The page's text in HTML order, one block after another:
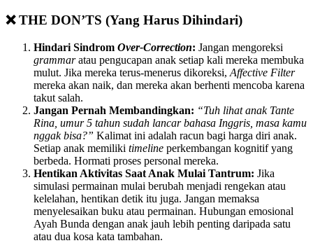
❌ THE DON’TS (Yang Harus Dihindari)
Hindari Sindrom Over-Correction: Jangan mengoreksi
grammaratau pengucapan anak setiap kali mereka membuka
mulut. Jika mereka terus-menerus dikoreksi, Affective Filter
mereka akan naik, dan mereka akan berhenti mencoba karena
takut salah.
Jangan Pernah Membandingkan: “Tuh lihat anak Tante
Rina, umur 5 tahun sudah lancar bahasa Inggris, masa kamu
nggak bisa?” Kalimat ini adalah racun bagi harga diri anak.
Setiap anak memiliki timeline perkembangan kognitif yang
berbeda. Hormati proses personal mereka.
Hentikan Aktivitas Saat Anak Mulai Tantrum: Jika
simulasi permainan mulai berubah menjadi rengekan atau
kelelahan, hentikan detik itu juga. Jangan memaksa
menyelesaikan buku atau permainan. Hubungan emosional
Ayah Bunda dengan anak jauh lebih penting daripada satu
atau dua kosa kata tambahan.